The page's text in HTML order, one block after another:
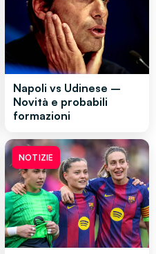
Napoli vs Udinese –
Novità e probabili
formazioni
NOTIZIE